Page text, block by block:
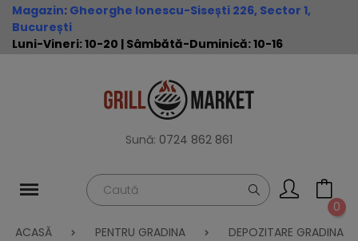
Magazin: Gheorghe Ionescu-Sisești 226, Sector 1,
București
Luni-Vineri: 10-20 | Sâmbătă-Duminică: 10-16
Sună: 0724 862 861
0
ACASĂ
PENTRU GRADINA
DEPOZITARE GRADINA